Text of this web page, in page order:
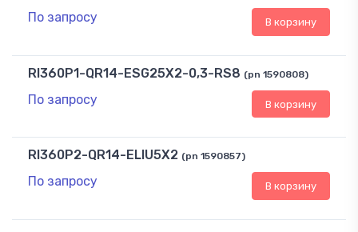
По запросу В корзину
RI360P1-QR14-ESG25X2-0,3-RS8 (pn 1590808)
По запросу В корзину
RI360P2-QR14-ELIU5X2 (pn 1590857)
По запросу В корзину